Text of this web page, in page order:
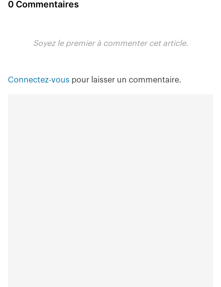
0 Commentaires
Soyez le premier à commenter cet article.
Connectez-vous pour laisser un commentaire.